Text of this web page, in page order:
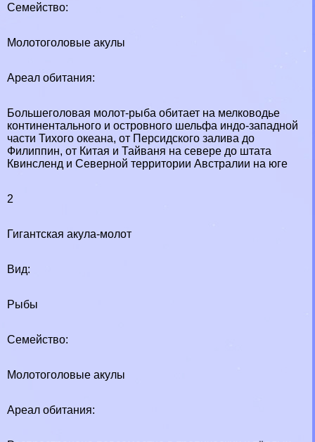
Семейство:
Молотоголовые акулы
Ареал обитания:
Большеголовая молот-рыба обитает на мелководье
континентального и островного шельфа индо-западной
части Тихого океана, от Персидского залива до
Филиппин, от Китая и Тайваня на севере до штата
Квинсленд и Северной территории Австралии на юге
2
Гигантская акула-молот
Вид:
Рыбы
Семейство:
Молотоголовые акулы
Ареал обитания: